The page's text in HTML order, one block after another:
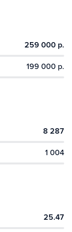
259 000 р.
199 000 р.
8 287
1 004
25.47